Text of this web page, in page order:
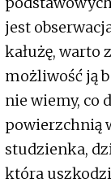
jest
kałużę, warto
możliwość ją
nie wiemy, co
powierzchnią
studzienka,
która